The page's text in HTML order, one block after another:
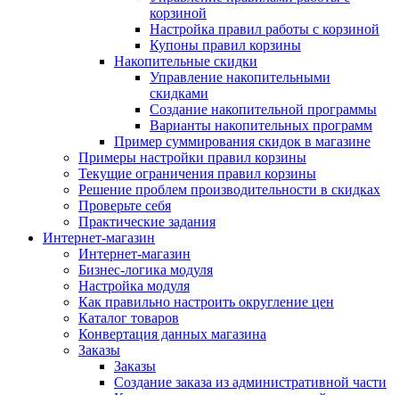
корзиной
Настройка правил работы с корзиной
Купоны правил корзины
Накопительные скидки
Управление накопительными
скидками
Создание накопительной программы
Варианты накопительных программ
Пример суммирования скидок в магазине
Примеры настройки правил корзины
Текущие ограничения правил корзины
Решение проблем производительности в скидках
Проверьте себя
Практические задания
Интернет-магазин
Интернет-магазин
Бизнес-логика модуля
Настройка модуля
Как правильно настроить округление цен
Каталог товаров
Конвертация данных магазина
Заказы
Заказы
Создание заказа из административной части